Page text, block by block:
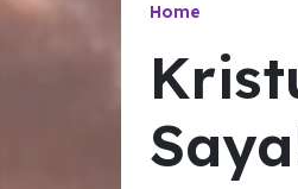
Home